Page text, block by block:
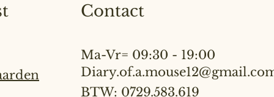
sterretjes: 18
incl.Btw
Snel overzicht
088 Acrylaat sterretjes: 18
Prijs
€7.90
incl.Btw
Snel overzicht
068 Ikea topper "Basis"
Prijs
€7.00
Contact
Ma-Vr= 09:30 - 19:00
BTW: 0729.583.619